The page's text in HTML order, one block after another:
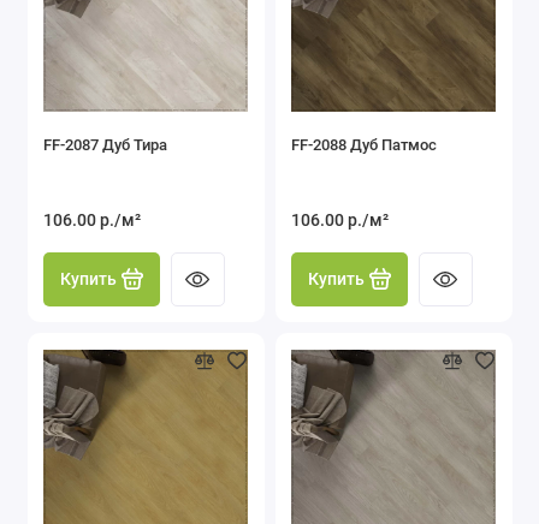
FF-2087 Дуб Тира
106.00 р./м²
Купить
FF-2088 Дуб Патмос
106.00 р./м²
Купить